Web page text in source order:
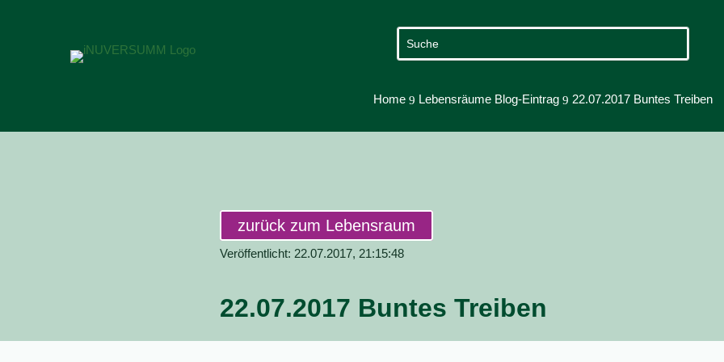
Home 9 Lebensräume Blog-Eintrag 9 22.07.2017 Buntes Treiben
zurück zum Lebensraum
Veröffentlicht: 22.07.2017, 21:15:48
22.07.2017 Buntes Treiben